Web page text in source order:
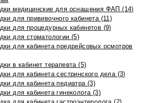
медицинские для оснащения ФАП (14)
для прививочного кабинета (11)
для процедурных кабинетов (9)
для стоматологии (5)
для кабинета предрейсовых осмотров
в кабинет терапевта (5)
для кабинета сестринского дела (3)
для кабинета педиатра (3)
для кабинета гинеколога (3)